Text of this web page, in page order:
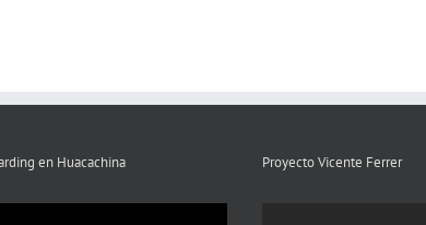
en Huacachina Proyecto Vicente Ferrer